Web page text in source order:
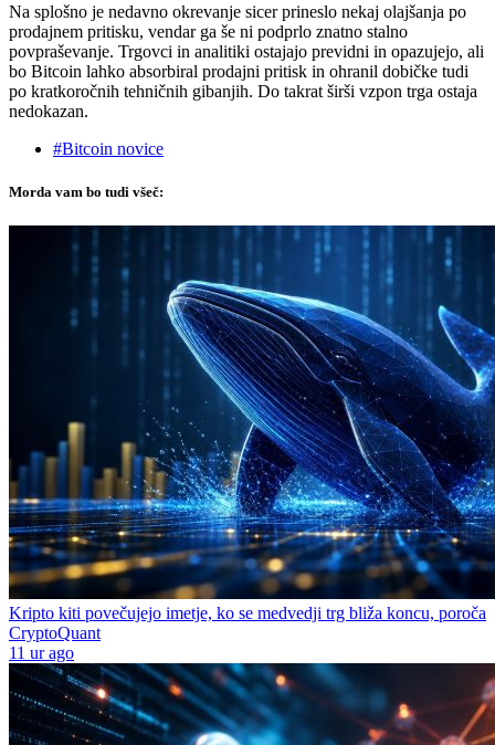
Na splošno je nedavno okrevanje sicer prineslo nekaj olajšanja po
prodajnem pritisku, vendar ga še ni podprlo znatno stalno
povpraševanje. Trgovci in analitiki ostajajo previdni in opazujejo, ali
bo Bitcoin lahko absorbiral prodajni pritisk in ohranil dobičke tudi
po kratkoročnih tehničnih gibanjih. Do takrat širši vzpon trga ostaja
nedokazan.
#Bitcoin novice
Morda vam bo tudi všeč:
Kripto kiti povečujejo imetje, ko se medvedji trg bliža koncu, poroča
CryptoQuant
11 ur ago